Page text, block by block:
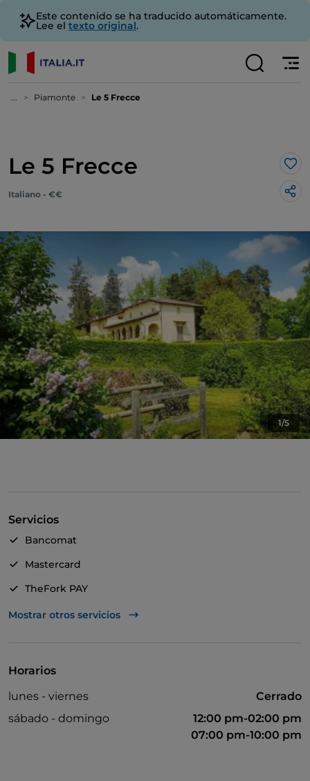
Este contenido se ha traducido automáticamente.
Lee el texto original.
... Piamonte Le 5 Frecce
Le 5 Frecce Me
Italiano - €€
1/5
Servicios
Bancomat
Mastercard
TheFork PAY
UnionPay via TheFork PAY
Mostrar otros servicios
Horarios
lunes - viernes
Cerrado
sábado - domingo
12:00 pm-02:00 pm
07:00 pm-10:00 pm